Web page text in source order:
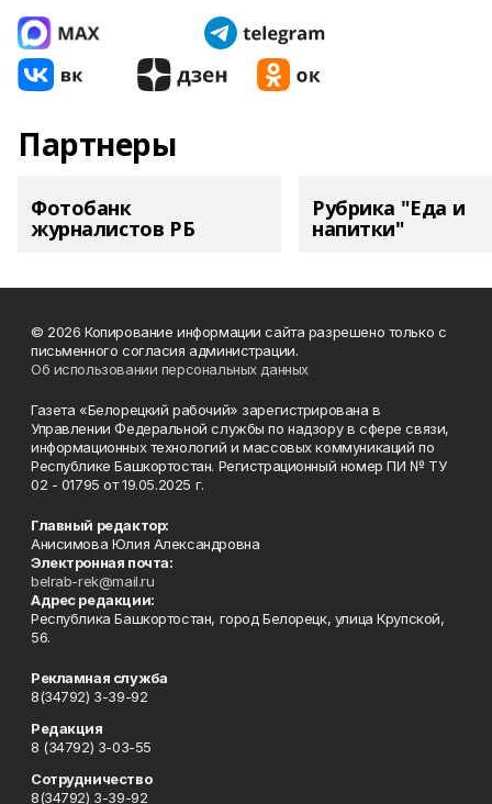
Партнеры
Фотобанк
журналистов РБ
Рубрика "Еда и
напитки"
© 2026 Копирование информации сайта разрешено только с
письменного согласия администрации.
Об использовании персональных данных
Газета «Белорецкий рабочий» зарегистрирована в
Управлении Федеральной службы по надзору в сфере связи,
информационных технологий и массовых коммуникаций по
Республике Башкортостан. Регистрационный номер ПИ № ТУ
02 - 01795 от 19.05.2025 г.
Главный редактор:
Анисимова Юлия Александровна
Электронная почта:
belrab-rek@mail.ru
Адрес редакции:
Республика Башкортостан, город Белорецк, улица Крупской,
56.
Рекламная служба
8(34792) 3-39-92
Редакция
8 (34792) 3-03-55
Сотрудничество
8(34792) 3-39-92